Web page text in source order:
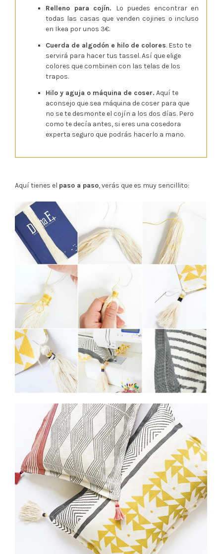
Relleno para cojín. Lo puedes encontrar en
todas las casas que venden cojines o incluso
en Ikea por unos 3€.
Cuerda de algodón e hilo de colores. Esto te
servirá para hacer tus tassel. Así que elige
colores que combinen con las telas de los
trapos.
Hilo y aguja o máquina de coser. Aquí te
aconsejo que sea máquina de coser para que
no se te desmonte el cojín a los dos días. Pero
como te decía antes, si eres una cosedora
experta seguro que podrás hacerlo a mano.
Aquí tienes el paso a paso, verás que es muy sencillito: